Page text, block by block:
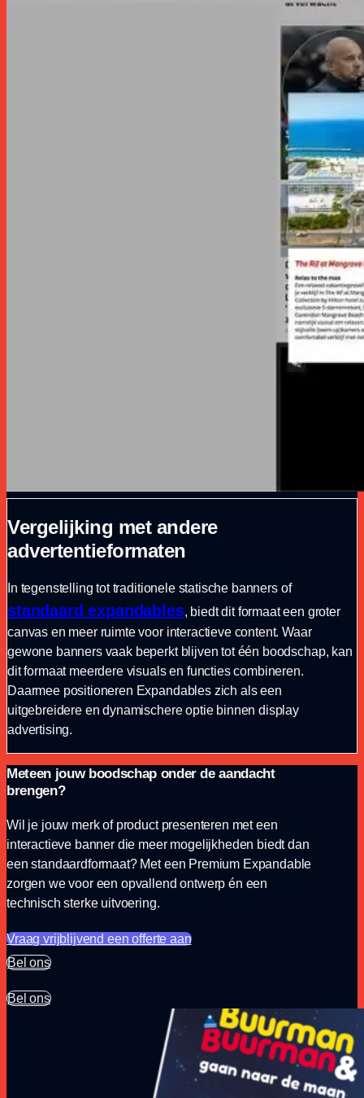
Vergelijking met andere
advertentieformaten
In tegenstelling tot traditionele statische banners of
standaard expandables, biedt dit formaat een groter
canvas en meer ruimte voor interactieve content. Waar
gewone banners vaak beperkt blijven tot één boodschap, kan
dit formaat meerdere visuals en functies combineren.
Daarmee positioneren Expandables zich als een
uitgebreidere en dynamischere optie binnen display
advertising.
Meteen jouw boodschap onder de aandacht
brengen?
Wil je jouw merk of product presenteren met een
interactieve banner die meer mogelijkheden biedt dan
een standaardformaat? Met een Premium Expandable
zorgen we voor een opvallend ontwerp én een
technisch sterke uitvoering.
Vraag vrijblijvend een offerte aan
Bel ons
Bel ons